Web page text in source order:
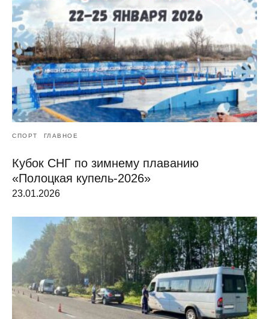
СПОРТ ГЛАВНОЕ
Кубок СНГ по зимнему плаванию
«Полоцкая купель-2026»
23.01.2026